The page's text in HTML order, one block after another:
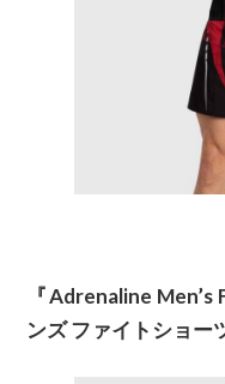
『Adrenaline
ンズ ファイトショー